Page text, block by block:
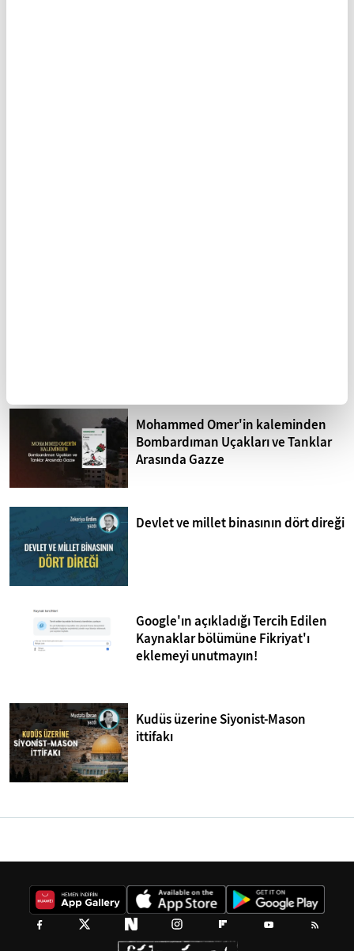
Mohammed Omer'in kaleminden
Bombardıman Uçakları ve Tanklar
Arasında Gazze
Devlet ve millet binasının dört direği
Google'ın açıkladığı Tercih Edilen
Kaynaklar bölümüne Fikriyat'ı
eklemeyi unutmayın!
Kudüs üzerine Siyonist-Mason
ittifakı